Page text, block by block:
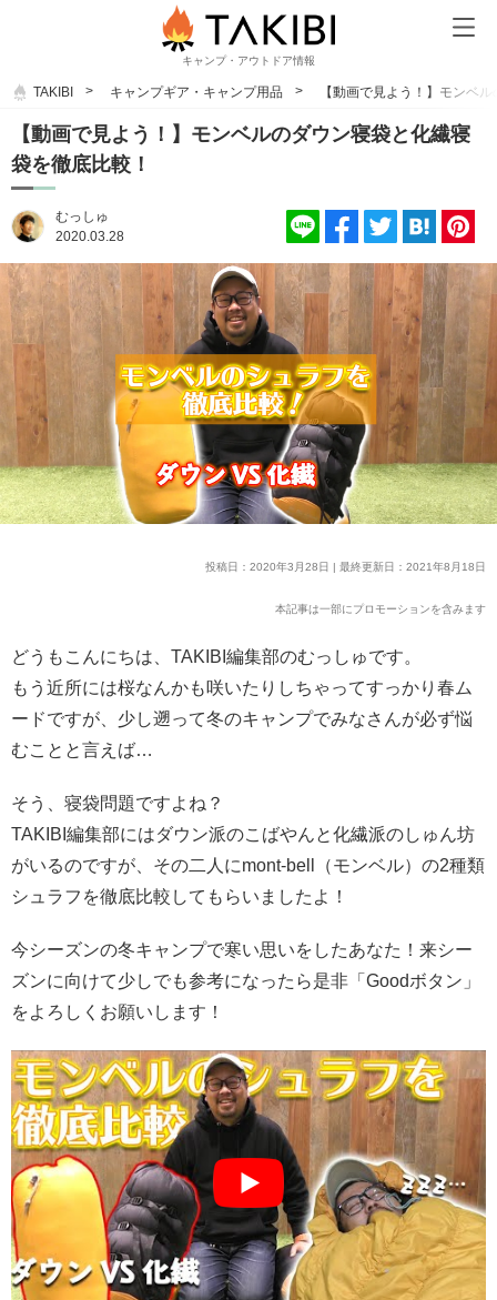
キャンプ・アウトドア情報
TAKIBI キャンプギア・キャンプ用品 【動画で見よう！】モンベ
【動画で見よう！】モンベルのダウン寝袋と化繊寝
袋を徹底比較！
むっしゅ
2020.03.28
投稿日：2020年3月28日 | 最終更新日：2021年8月18日
本記事は一部にプロモーションを含みます
どうもこんにちは、TAKIBI編集部のむっしゅです。
もう近所には桜なんかも咲いたりしちゃってすっかり春ム
ードですが、少し遡って冬のキャンプでみなさんが必ず悩
むことと言えば…
そう、寝袋問題ですよね？
TAKIBI編集部にはダウン派のこばやんと化繊派のしゅん坊
がいるのですが、その二人にmont-bell（モンベル）の2種類
シュラフを徹底比較してもらいましたよ！
今シーズンの冬キャンプで寒い思いをしたあなた！来シー
ズンに向けて少しでも参考になったら是非「Goodボタン」
をよろしくお願いします！